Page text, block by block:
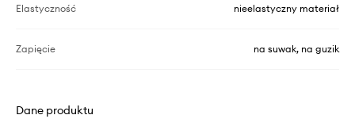
Elastyczność nieelastyczny materiał
Zapięcie na suwak, na guzik
Dane produktu